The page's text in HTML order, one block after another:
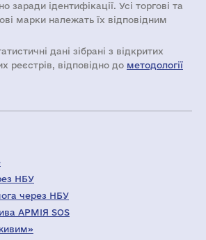
заради ідентифікації. Усі торгові та
марки належать їх відповідним
дані зібрані з відкритих
реєстрів, відповідно до методології
НБУ
через НБУ
АРМІЯ SOS